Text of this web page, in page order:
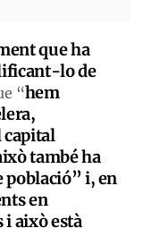
que ha
lo de
“hem
capital
també ha
població” i, en
en
això està